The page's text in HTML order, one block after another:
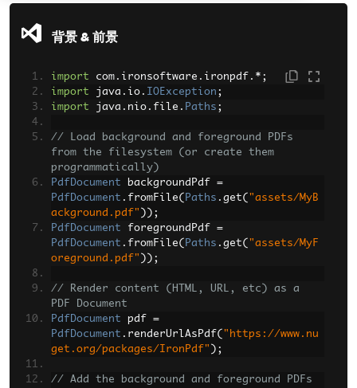
背景 & 前景
import com . ironsoftware . ironpdf .*;
import java . io . IOException ;
import java . nio . file . Paths ;
// Load background and foreground PDFs
from the filesystem (or create them
programmatically)
PdfDocument backgroundPdf =
PdfDocument . fromFile( Paths . get( "assets/MyB
ackground.pdf" ));
PdfDocument foregroundPdf =
PdfDocument . fromFile( Paths . get( "assets/MyF
oreground.pdf" ));
// Render content (HTML, URL, etc) as a
PDF Document
PdfDocument pdf =
PdfDocument . renderUrlAsPdf( "https://www.nu
get.org/packages/IronPdf" );
// Add the background and foreground PDFs